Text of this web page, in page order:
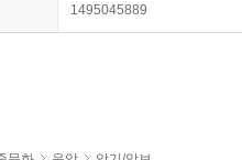
1495045889